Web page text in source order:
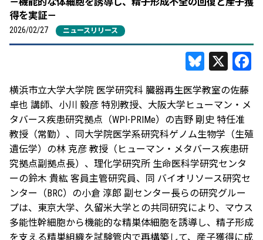
得を実証－
2026/02/27 ニュースリリース
Bluesky
X
横浜市立大学大学院 医学研究科 臓器再生医学教室の佐藤
卓也 講師、小川 毅彦 特別教授、大阪大学ヒューマン・メ
タバース疾患研究拠点（WPI-PRIMe）の吉野 剛史 特任准
教授（常勤）、同大学院医学系研究科ゲノム生物学（生殖
遺伝学）の林 克彦 教授（ヒューマン・メタバース疾患研
究拠点副拠点長）、理化学研究所 生命医科学研究センタ
ーの鈴木 貴紘 客員主管研究員、同 バイオリソース研究セ
ンター（BRC）の小倉 淳郎 副センター長らの研究グルー
プは、東京大学、久留米大学との共同研究により、マウス
多能性幹細胞から機能的な精巣体細胞を誘導し、精子形成
を支える精巣組織を試験管内で再構築して、産子獲得に成